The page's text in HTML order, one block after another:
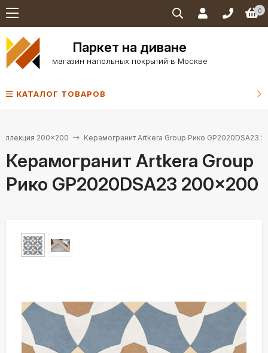
0
Паркет на диване
магазин напольных покрытий в Москве
КАТАЛОГ ТОВАРОВ
200×200 Керамогранит Artkera Group Рико GP2020DSA23
Керамогранит Artkera Group
Рико GP2020DSA23 200×200